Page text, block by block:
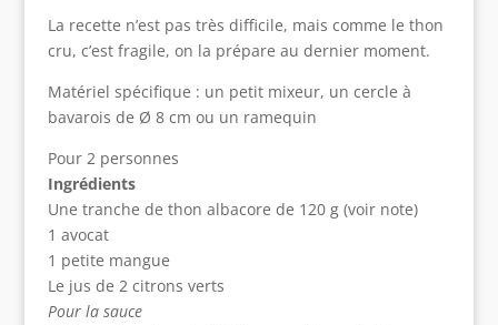
La recette n’est pas très difficile, mais comme le thon
cru, c’est fragile, on la prépare au dernier moment.
Matériel spécifique : un petit mixeur, un cercle à
bavarois de Ø 8 cm ou un ramequin
Pour 2 personnes
Ingrédients
Une tranche de thon albacore de 120 g (voir note)
1 avocat
1 petite mangue
Le jus de 2 citrons verts
Pour la sauce